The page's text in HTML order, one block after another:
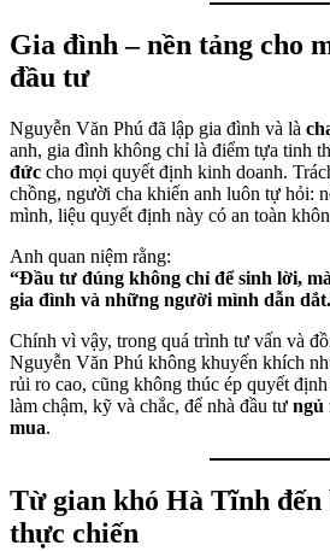
Gia đình – nền tảng cho
đầu tư
Nguyễn Văn Phú đã lập gia đình và là
anh, gia đình không chỉ là điểm tựa tinh
đức cho mọi quyết định kinh doanh.
chồng, người cha khiến anh luôn tự hỏi:
mình, liệu quyết định này có an toàn
Anh quan niệm rằng:
“Đầu tư đúng không chỉ để sinh lời,
gia đình và những người mình dẫn
Chính vì vậy, trong quá trình tư vấn và
Nguyễn Văn Phú không khuyến khích
rủi ro cao, cũng không thúc ép quyết
làm chậm, kỹ và chắc, để nhà đầu tư ngủ
mua.
Từ gian khó Hà Tĩnh đến
thực chiến